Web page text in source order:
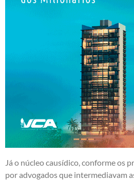
Já o núcleo causídico, conforme os
por advogados que intermediavam